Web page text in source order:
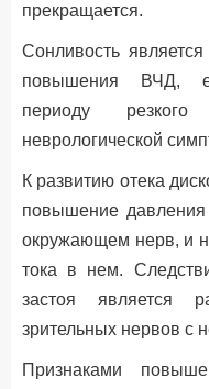
прекращается.
Сонливость
повышения ВЧД,
периоду
неврологической
К развитию отека
повышение давления
окружающем нерв, и
тока в нем.
застоя является
зрительных нервов с
Признаками